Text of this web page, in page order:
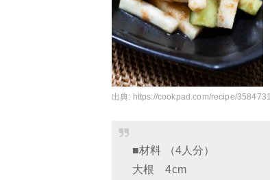
出典: https://cookpad.com/recipe/3584731
■材料 （4人分）
大根 4cm